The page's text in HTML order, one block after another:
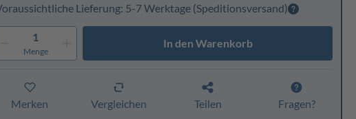
Lieferung: 5-7 Werktage(Speditionsversand)
1
Menge
In den Warenkorb
Merken Vergleichen Teilen Fragen?